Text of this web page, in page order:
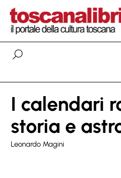
I calendari
storia e
Leonardo Magini